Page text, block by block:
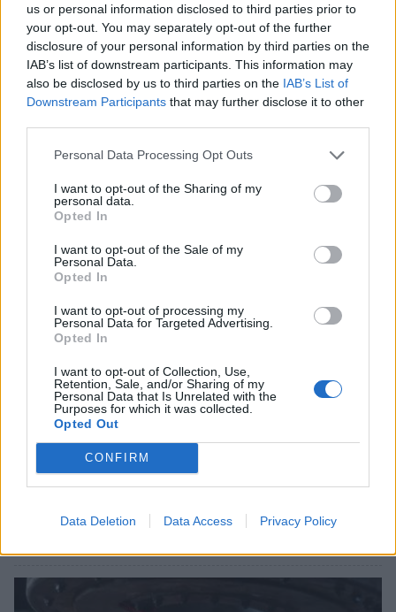
us or personal information disclosed to third parties prior to
your opt-out. You may separately opt-out of the further
disclosure of your personal information by third parties on the
IAB’s list of downstream participants. This information may
also be disclosed by us to third parties on the IAB’s List of
Downstream Participants that may further disclose it to other
Personal Data Processing Opt Outs
I want to opt-out of the Sharing of my
personal data.
Opted In
I want to opt-out of the Sale of my
Personal Data.
Opted In
I want to opt-out of processing my
Personal Data for Targeted Advertising.
Opted In
I want to opt-out of Collection, Use,
Retention, Sale, and/or Sharing of my
Personal Data that Is Unrelated with the
Purposes for which it was collected.
Opted Out
CONFIRM
Data Deletion Data Access Privacy Policy
Σχετικά Άρθρα
«Άγιος Ανδρέας» βρέφος μόλις 8 ημερών